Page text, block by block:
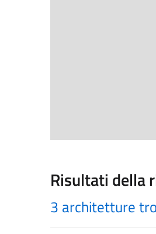
Risultati della
3 architetture